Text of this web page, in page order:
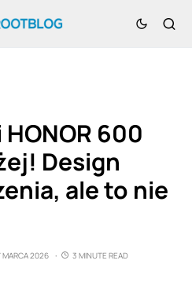
600
Design
ale to nie
MARCA 2026
3 MINUTE READ